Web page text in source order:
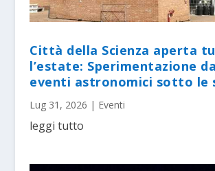
Città della Scienza aperta
l’estate: Sperimentazione
eventi astronomici sotto le
Lug 31, 2026 | Eventi
leggi tutto